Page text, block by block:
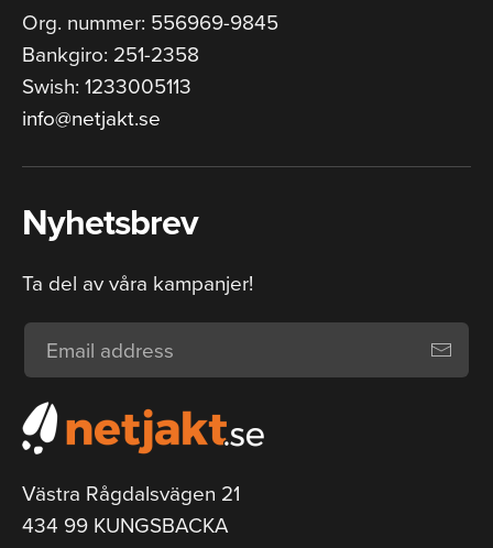
Org. nummer: 556969-9845
Bankgiro: 251-2358
Swish: 1233005113
info@netjakt.se
Nyhetsbrev
Ta del av våra kampanjer!
Västra Rågdalsvägen 21
434 99 KUNGSBACKA